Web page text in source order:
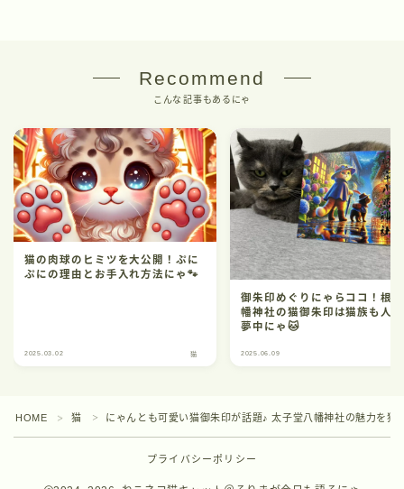
Recommend
こんな記事もあるにゃ
猫の肉球のヒミツを大公開！ぷに
ぷにの理由とお手入れ方法にゃ🐾
2025.03.02 猫
御朱印めぐりにゃらココ！根
幡神社の猫御朱印は猫族も人
夢中にゃ🐱
2025.06.09
HOME ＞ 猫 ＞ にゃんとも可愛い猫御朱印が話題♪ 太子堂八幡神社の魅力を猫
プライバシーポリシー